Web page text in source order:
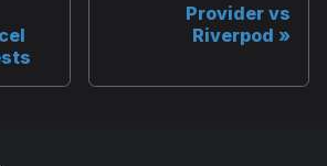
Provider vs
Riverpod